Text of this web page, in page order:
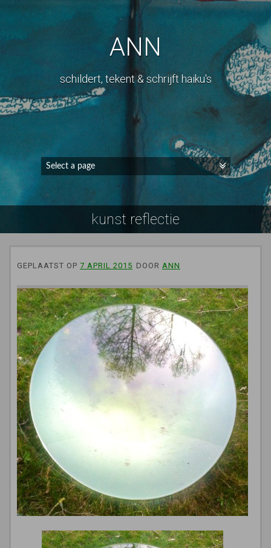
ANN
schildert, tekent & schrijft haiku's
kunst reflectie
GEPLAATST OP 7 APRIL 2015 DOOR ANN